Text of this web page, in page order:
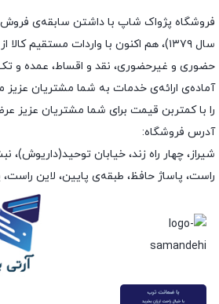
سال ۱۳۷۹)، هم اکنون با واردات مستقیم
حضوری و غیرحضوری، نقد و اقساط، عمده و
آماده‌ی ارائه‌ی خدمات به شما مشتریان عزیز
را با کمتربن قیمت برای شما مشتریان عزیز
آدرس فروشگاه:
شیراز، چهار راه زند، خیابان
راست، پاساژ حافظ، طبقه‌ی پایین، لاین